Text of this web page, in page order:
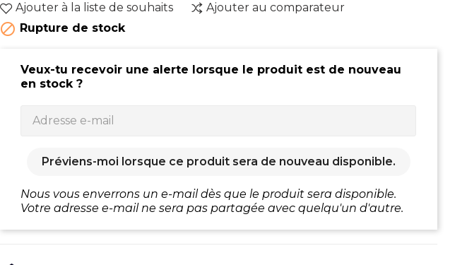
Ajouter à la liste de souhaits Ajouter au comparateur
 Rupture de stock
Veux-tu recevoir une alerte lorsque le produit est de nouveau
en stock ?
Préviens-moi lorsque ce produit sera de nouveau disponible.
Nous vous enverrons un e-mail dès que le produit sera disponible.
Votre adresse e-mail ne sera pas partagée avec quelqu'un d'autre.